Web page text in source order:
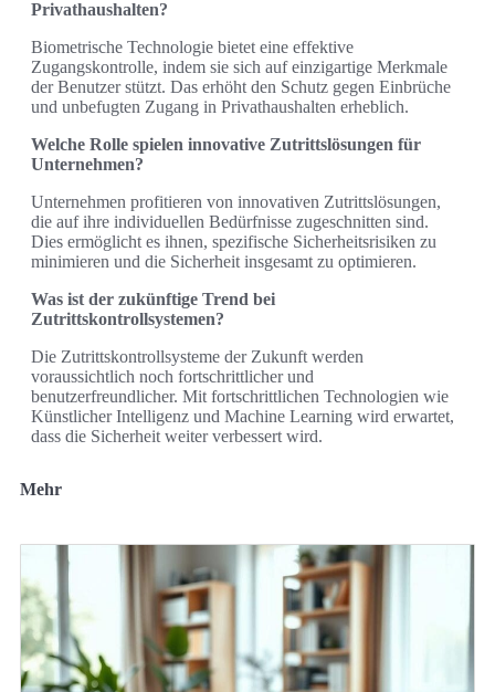
Privathaushalten?
Biometrische Technologie bietet eine effektive
Zugangskontrolle, indem sie sich auf einzigartige Merkmale
der Benutzer stützt. Das erhöht den Schutz gegen Einbrüche
und unbefugten Zugang in Privathaushalten erheblich.
Welche Rolle spielen innovative Zutrittslösungen für
Unternehmen?
Unternehmen profitieren von innovativen Zutrittslösungen,
die auf ihre individuellen Bedürfnisse zugeschnitten sind.
Dies ermöglicht es ihnen, spezifische Sicherheitsrisiken zu
minimieren und die Sicherheit insgesamt zu optimieren.
Was ist der zukünftige Trend bei
Zutrittskontrollsystemen?
Die Zutrittskontrollsysteme der Zukunft werden
voraussichtlich noch fortschrittlicher und
benutzerfreundlicher. Mit fortschrittlichen Technologien wie
Künstlicher Intelligenz und Machine Learning wird erwartet,
dass die Sicherheit weiter verbessert wird.
Mehr